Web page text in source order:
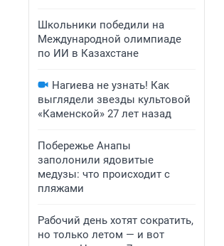
Школьники победили на
Международной олимпиаде
по ИИ в Казахстане
Нагиева не узнать! Как
выглядели звезды культовой
«Каменской» 27 лет назад
Побережье Анапы
заполонили ядовитые
медузы: что происходит с
пляжами
Рабочий день хотят сократить,
но только летом — и вот